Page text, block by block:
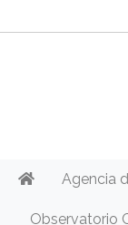
Agencia
Observatorio